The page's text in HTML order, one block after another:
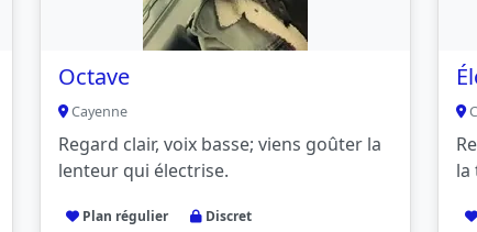
Octave
Cayenne
Regard clair, voix basse; viens goûter la
lenteur qui électrise.
Plan régulier Discret
la